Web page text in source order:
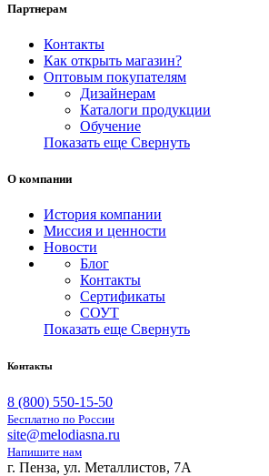
Партнерам
Контакты
Как открыть магазин?
Оптовым покупателям
Дизайнерам
Каталоги продукции
Обучение
Показать еще Свернуть
О компании
История компании
Миссия и ценности
Новости
Блог
Контакты
Сертификаты
СОУТ
Показать еще Свернуть
Контакты
8 (800) 550-15-50
Бесплатно по России
site@melodiasna.ru
Напишите нам
г. Пенза, ул. Металлистов, 7А